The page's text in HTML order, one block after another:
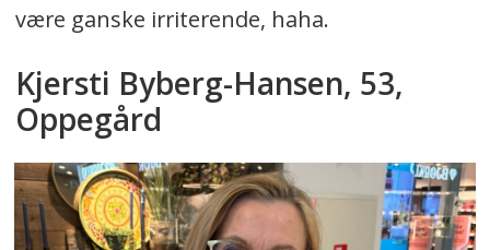
være ganske irriterende, haha.
Kjersti Byberg-Hansen, 53,
Oppegård